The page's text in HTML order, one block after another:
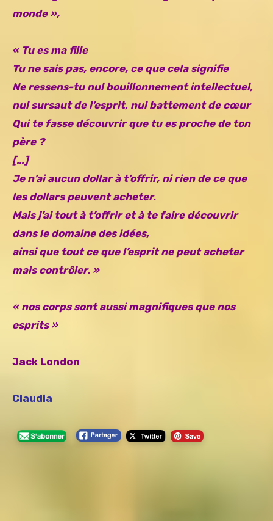
monde »,
« Tu es ma fille
Tu ne sais pas, encore, ce que cela signifie
Ne ressens-tu nul bouillonnement intellectuel,
nul sursaut de l’esprit, nul battement de cœur
Qui te fasse découvrir que tu es proche de ton
père ?
[…]
Je n’ai aucun dollar à t’offrir, ni rien de ce que
les dollars peuvent acheter.
Mais j’ai tout à t’offrir et à te faire découvrir
dans le domaine des idées,
ainsi que tout ce que l’esprit ne peut acheter
mais contrôler. »
« nos corps sont aussi magnifiques que nos
esprits »
Jack London
Claudia